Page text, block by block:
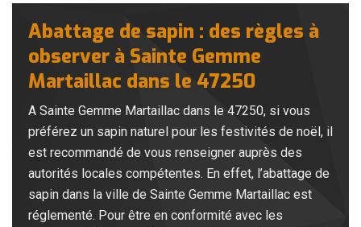
Abattage de sapin : des règles à
observer à Sainte Gemme
Martaillac dans le 47250
A Sainte Gemme Martaillac dans le 47250, si vous
préférez un sapin naturel pour les festivités de noël, il
est recommandé de vous renseigner auprès des
autorités locales compétentes. En effet, l’abattage de
sapin dans la ville de Sainte Gemme Martaillac est
réglementé. Pour être en conformité avec les